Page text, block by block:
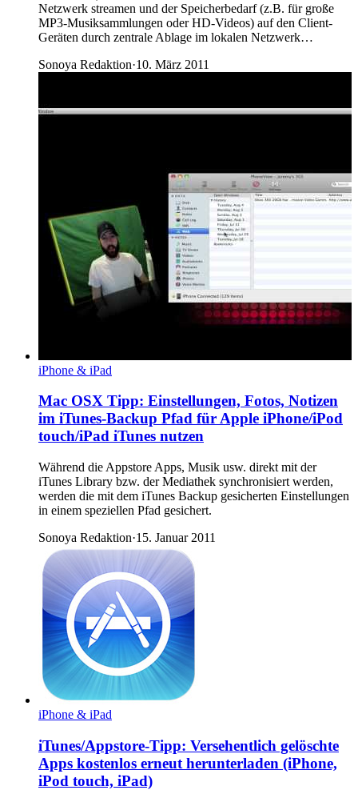
Netzwerk streamen und der Speicherbedarf (z.B. für große
MP3-Musiksammlungen oder HD-Videos) auf den Client-
Geräten durch zentrale Ablage im lokalen Netzwerk…
Sonoya Redaktion·10. März 2011
iPhone & iPad
Mac OSX Tipp: Einstellungen, Fotos, Notizen
im iTunes-Backup Pfad für Apple iPhone/iPod
touch/iPad iTunes nutzen
Während die Appstore Apps, Musik usw. direkt mit der
iTunes Library bzw. der Mediathek synchronisiert werden,
werden die mit dem iTunes Backup gesicherten Einstellungen
in einem speziellen Pfad gesichert.
Sonoya Redaktion·15. Januar 2011
iPhone & iPad
iTunes/Appstore-Tipp: Versehentlich gelöschte
Apps kostenlos erneut herunterladen (iPhone,
iPod touch, iPad)